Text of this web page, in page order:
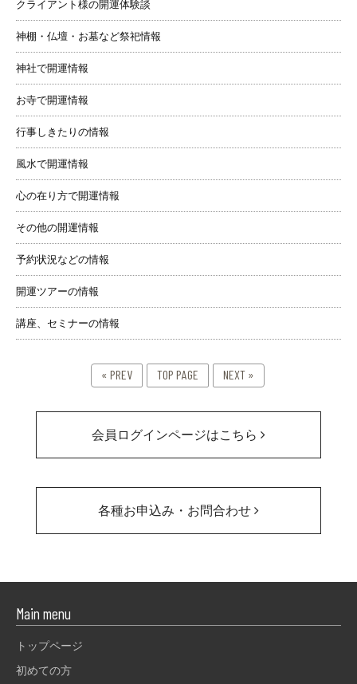
クライアント様の開運体験談
神棚・仏壇・お墓など祭祀情報
神社で開運情報
お寺で開運情報
行事しきたりの情報
風水で開運情報
心の在り方で開運情報
その他の開運情報
予約状況などの情報
開運ツアーの情報
講座、セミナーの情報
« PREV TOP PAGE NEXT »
会員ログインページはこちら
各種お申込み・お問合わせ
Main menu
トップページ
初めての方